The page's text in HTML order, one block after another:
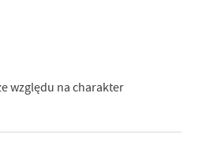
względu na charakter